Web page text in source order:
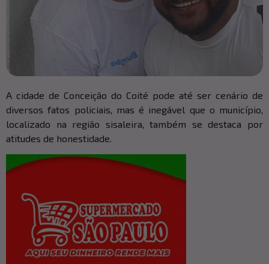
A cidade de Conceição do Coité pode até ser cenário de
diversos fatos policiais, mas é inegável que o município,
localizado na região sisaleira, também se destaca por
atitudes de honestidade.